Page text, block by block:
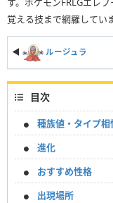
覚える技まで網羅してい
◀ ルージュラ
目次
種族値・タイプ相
進化
おすすめ性格
出現場所